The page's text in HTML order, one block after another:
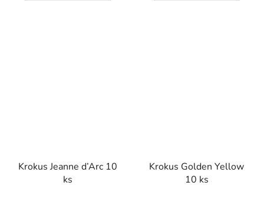
Krokus Jeanne d’Arc 10
ks
Krokus Golden Yellow
10 ks